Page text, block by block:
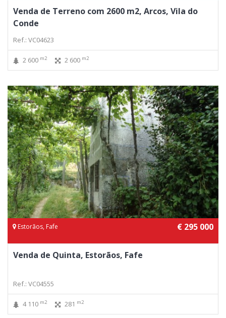
Venda de Terreno com 2600 m2, Arcos, Vila do
Conde
Ref.: VC04623
2 600 m2 2 600 m2
Estorãos, Fafe € 295 000
Venda de Quinta, Estorãos, Fafe
Ref.: VC04555
4 110 m2 281 m2